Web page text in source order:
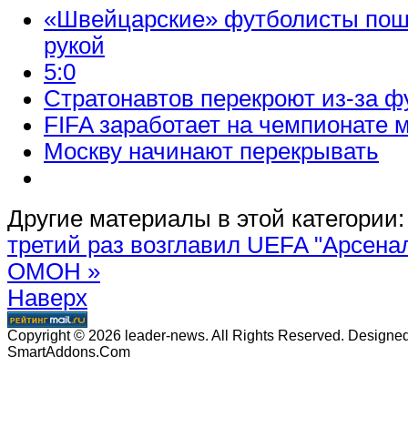
«Швейцарские» футболисты
рукой
5:0
Стратонавтов перекроют из-за
FIFA заработает на чемпионате
Москву начинают перекрывать
Другие материалы в этой категории:
третий раз возглавил UEFA
ОМОН »
Наверх
Copyright © 2026 leader-news. All Rights Reserved.
SmartAddons.Com